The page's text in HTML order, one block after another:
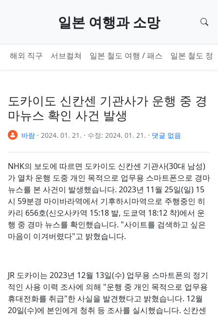
일본 여행과 소망
해외 직구 서브컬쳐 일본 철도 여행 / 패스 일본 철도 정
도카이도 신칸센 기관사가 운행 중 경
마뉴스 확인 사건 발생
바람 · 2024. 01. 21. · 수정: 2024. 01. 21. · 댓글 없음
NHK의 보도에 따르면 도카이도 신칸센 기관사(30대 남성)
가 열차 운행 도중 개인 목적으로 업무용 스마트폰으로 경마
뉴스를 본 사건이 발생했습니다. 2023년 11월 25일(일) 15
시 59분경 마이바라역에서 기후하시마역으로 주행중인 히
카리 656호(신오사카역 15:18 발, 도쿄역 18:12 착)에서 운
행 중 경마 뉴스를 확인했습니다. "사이트를 검색하고 싶은
마음이 이겨버렸다"고 밝혔습니다.
JR 도카이는 2023년 12월 13일(수) 업무용 스마트폰의 정기
적인 사용 이력 조사에 의해 "운행 중 개인 목적으로 업무용
휴대전화를 취급"한 사실을 발견했다고 밝혔습니다. 12월
20일(수)에 본인에게 청취 등 조사를 실시했습니다. 신칸센